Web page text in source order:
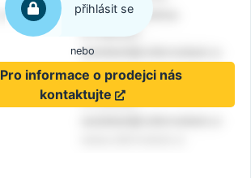
přihlásit se
nebo
Pro informace o prodejci nás
kontaktujte